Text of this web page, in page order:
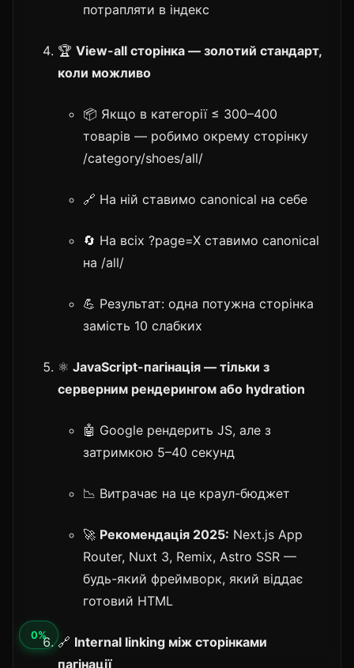
потрапляти в індекс
🏆 View-all сторінка — золотий стандарт,
коли можливо
📦 Якщо в категорії ≤ 300–400
товарів — робимо окрему сторінку
/category/shoes/all/
🔗 На ній ставимо canonical на себе
🔄 На всіх ?page=X ставимо canonical
на /all/
💪 Результат: одна потужна сторінка
замість 10 слабких
⚛️ JavaScript-пагінація — тільки з
серверним рендерингом або hydration
🤖 Google рендерить JS, але з
затримкою 5–40 секунд
📉 Витрачає на це краул-бюджет
🚀 Рекомендація 2025: Next.js App
Router, Nuxt 3, Remix, Astro SSR —
будь-який фреймворк, який віддає
готовий HTML
🔗 Internal linking між сторінками
пагінації